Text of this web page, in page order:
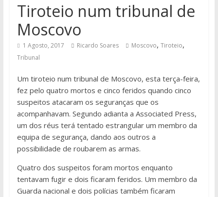
Tiroteio num tribunal de
Moscovo
1 Agosto, 2017 Ricardo Soares Moscovo, Tiroteio,
Tribunal
Um tiroteio num tribunal de Moscovo, esta terça-feira,
fez pelo quatro mortos e cinco feridos quando cinco
suspeitos atacaram os seguranças que os
acompanhavam. Segundo adianta a Associated Press,
um dos réus terá tentado estrangular um membro da
equipa de segurança, dando aos outros a
possibilidade de roubarem as armas.
Quatro dos suspeitos foram mortos enquanto
tentavam fugir e dois ficaram feridos. Um membro da
Guarda nacional e dois polícias também ficaram